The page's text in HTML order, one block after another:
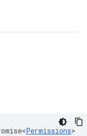
Permissions>